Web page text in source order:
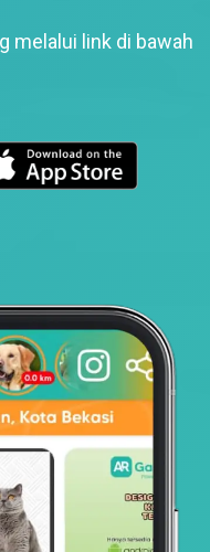
melalui link di bawah